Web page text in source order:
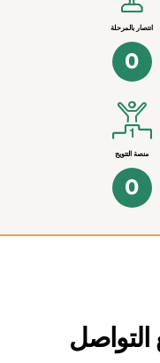
انتصار بالمرحلة
0
منصة التتويج
0